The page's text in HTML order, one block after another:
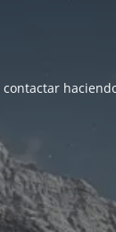
contactar